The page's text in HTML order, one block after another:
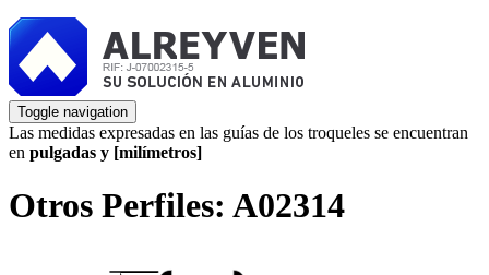
Toggle navigation
Las medidas expresadas en las guías de los troqueles se encuentran
en pulgadas y [milímetros]
Otros Perfiles: A02314